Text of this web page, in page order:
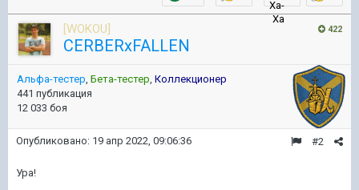
422
[WOKOU]
CERBERxFALLEN
Альфа-тестер, Бета-тестер, Коллекционер
441 публикация
12 033 боя
#2
Опубликовано: 19 апр 2022, 09:06:36
Ура!